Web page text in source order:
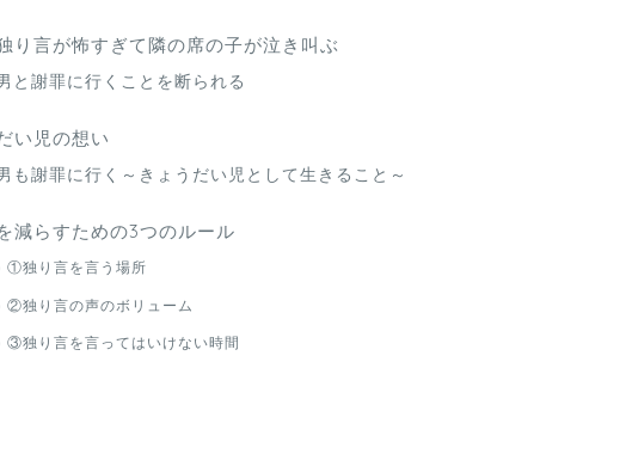
り言が怖すぎて隣の席の子が泣き叫ぶ
と謝罪に行くことを断られる
い児の想い
も謝罪に行く～きょうだい児として生きること～
減らすための3つのルール
①独り言を言う場所
②独り言の声のボリューム
③独り言を言ってはいけない時間